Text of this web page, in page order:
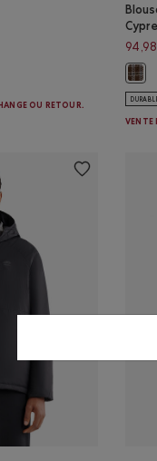
168,00$ à 99,98$
MARÉE BLEUE Couleur
OU RETOUR.
VENTE